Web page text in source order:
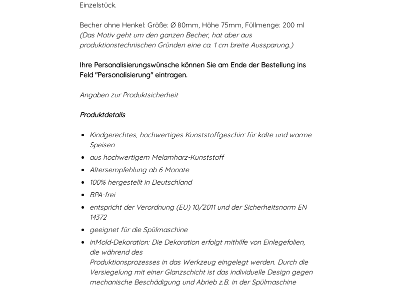
Einzelstück.
Becher ohne Henkel: Größe: Ø 80mm, Höhe 75mm, Füllmenge: 200 ml
(Das Motiv geht um den ganzen Becher, hat aber aus
produktionstechnischen Gründen eine ca. 1 cm breite Aussparung.)
Ihre Personalisierungswünsche können Sie am Ende der Bestellung ins
Feld "Personalisierung" eintragen.
Angaben zur Produktsicherheit
Produktdetails
Kindgerechtes, hochwertiges Kunststoffgeschirr für kalte und warme
Speisen
aus hochwertigem Melamharz-Kunststoff
Altersempfehlung ab 6 Monate
100% hergestellt in Deutschland
BPA-frei
entspricht der Verordnung (EU) 10/2011 und der Sicherheitsnorm EN
14372
geeignet für die Spülmaschine
inMold-Dekoration: Die Dekoration erfolgt mithilfe von Einlegefolien,
die während des
Produktionsprozesses in das Werkzeug eingelegt werden. Durch die
Versiegelung mit einer Glanzschicht ist das individuelle Design gegen
mechanische Beschädigung und Abrieb z.B. in der Spülmaschine